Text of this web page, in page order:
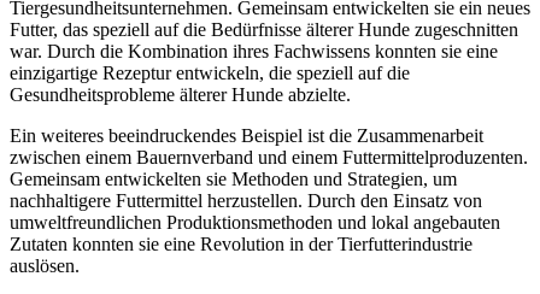
Tiergesundheitsunternehmen. Gemeinsam entwickelten sie ein neues
Futter, das speziell auf die Bedürfnisse⁢ älterer Hunde zugeschnitten
war. Durch die Kombination ⁣ihres Fachwissens⁢ konnten sie eine
einzigartige ​Rezeptur entwickeln, die speziell ‍auf die
Gesundheitsprobleme älterer Hunde abzielte.
Ein weiteres ⁣beeindruckendes Beispiel ist die Zusammenarbeit
zwischen einem Bauernverband und einem Futtermittelproduzenten.
Gemeinsam​ entwickelten sie ‌Methoden und Strategien, um
nachhaltigere Futtermittel ⁣herzustellen. Durch den Einsatz von
umweltfreundlichen Produktionsmethoden und lokal angebauten
Zutaten konnten sie eine⁢ Revolution ‍in der Tierfutterindustrie
auslösen.